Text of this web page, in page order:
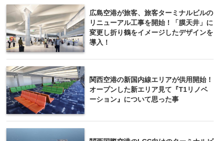
広島空港が旅客、旅客ターミナルビルの
リニューアル工事を開始！「膜天井」に
変更し折り鶴をイメージしたデザインを
導入！
関西空港の新国内線エリアが供用開始！
オープンした新エリア見て『T1リノベ
ーション』について思った事